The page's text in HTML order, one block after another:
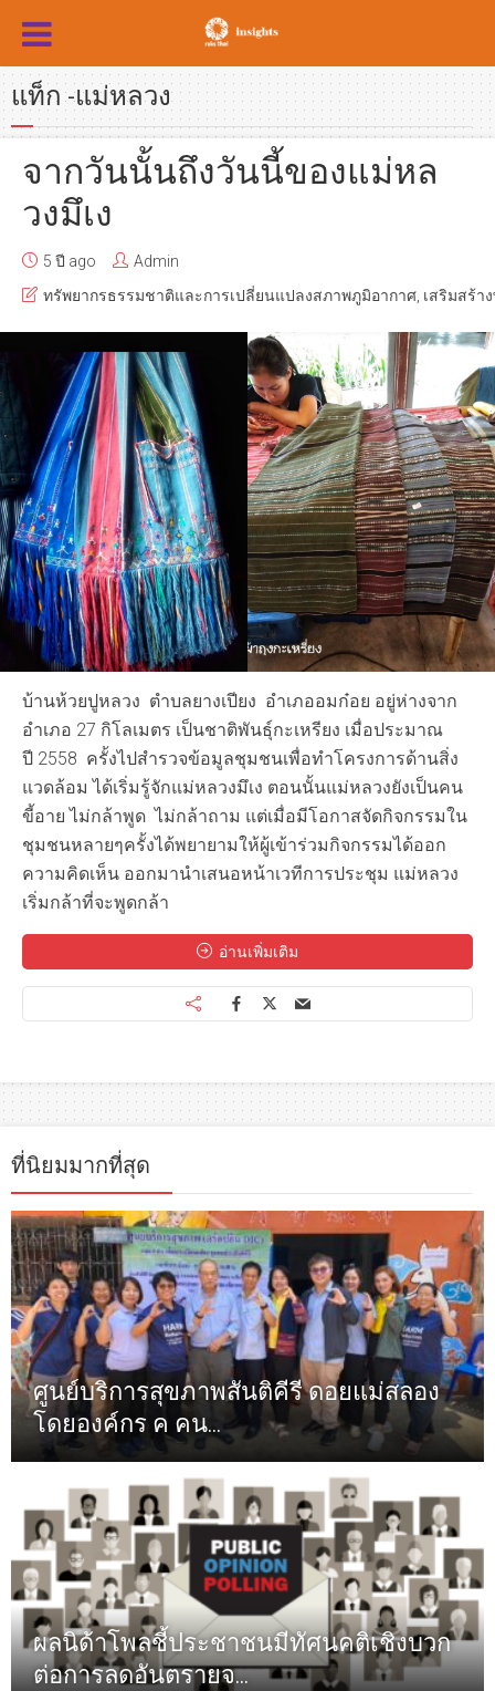
แท็ก -แม่หลวง
จากวันนั้นถึงวันนี้ของแม่หล
วงมึเง
5 ปี ago
Admin
ทรัพยากรธรรมชาติและการเปลี่ยนแปลงสภาพภูมิอากาศ เสริมสร้า
บ้านห้วยปูหลวง ตำบลยางเปียง อำเภออมก๋อย อยู่ห่างจาก
อำเภอ 27 กิโลเมตร เป็นชาติพันธุ์กะเหรียง เมื่อประมาณ
ปี 2558 ครั้งไปสำรวจข้อมูลชุมชนเพื่อทำโครงการด้านสิ่ง
แวดล้อม ได้เริ่มรู้จักแม่หลวงมึเง ตอนนั้นแม่หลวงยังเป็นคน
ขี้อาย ไม่กล้าพูด ไม่กล้าถาม แต่เมื่อมีโอกาสจัดกิจกรรมใน
ชุมชนหลายๆครั้งได้พยายามให้ผู้เข้าร่วมกิจกรรมได้ออก
ความคิดเห็น ออกมานำเสนอหน้าเวทีการประชุม แม่หลวง
เริ่มกล้าที่จะพูดกล้า
อ่านเพิ่มเติม
ที่นิยมมากที่สุด
ศูนย์บริการสุขภาพสันติคีรี ดอยแม่สลอง
โดยองค์กร ค คน...
ผลนิด้าโพลชี้ประชาชนมีทัศนคติเชิงบวก
ต่อการลดอันตรายจ...